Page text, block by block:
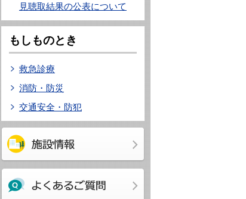
見聴取結果の公表について
もしものとき
救急診療
消防・防災
交通安全・防犯